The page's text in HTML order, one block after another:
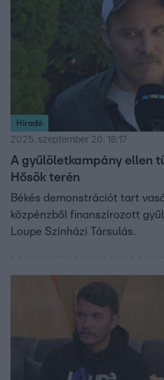
Híradó
2025. szeptember 20. 16:17
A gyűlöletkampány ellen
Hősök terén
Békés demonstrációt tart
közpénzből finanszírozott
Loupe Színházi Társulás.